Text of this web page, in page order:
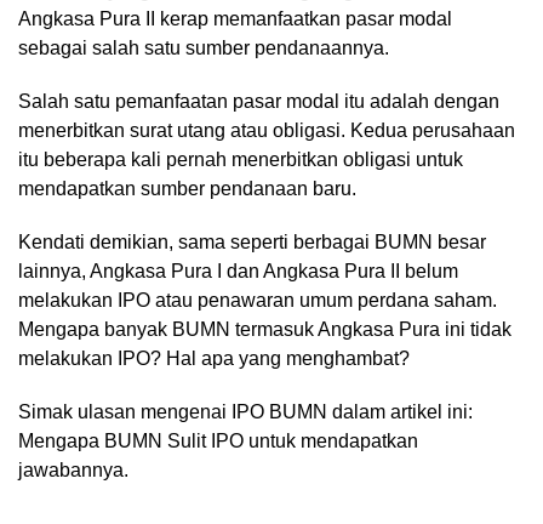
Angkasa Pura II kerap memanfaatkan pasar modal
sebagai salah satu sumber pendanaannya.
Salah satu pemanfaatan pasar modal itu adalah dengan
menerbitkan surat utang atau obligasi. Kedua perusahaan
itu beberapa kali pernah menerbitkan obligasi untuk
mendapatkan sumber pendanaan baru.
Kendati demikian, sama seperti berbagai BUMN besar
lainnya, Angkasa Pura I dan Angkasa Pura II belum
melakukan IPO atau penawaran umum perdana saham.
Mengapa banyak BUMN termasuk Angkasa Pura ini tidak
melakukan IPO? Hal apa yang menghambat?
Simak ulasan mengenai IPO BUMN dalam artikel ini:
Mengapa BUMN Sulit IPO untuk mendapatkan
jawabannya.